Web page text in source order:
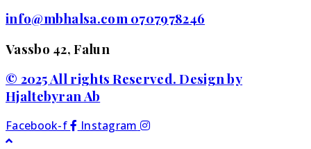
info@mbhalsa.com 0707978246
Vassbo 42, Falun
© 2025 All rights Reserved. Design by
Hjaltebyran Ab
Facebook-f
Instagram